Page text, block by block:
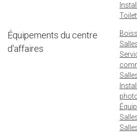
Équipements du centre
d'affaires